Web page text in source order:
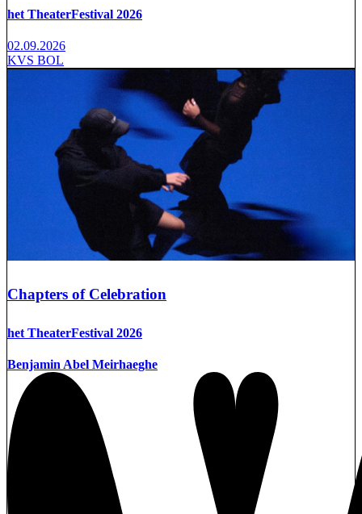
het TheaterFestival 2026
02.09.2026
KVS BOL
Chapters of Celebration
het TheaterFestival 2026
Benjamin Abel Meirhaeghe